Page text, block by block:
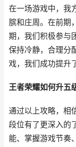
在一场游戏中，我
膑和庄周。在前期
期，我们积极参与
保持冷静，合理分
戏，我们成功提升
王者荣耀如何升五
通过以上攻略，相
段位有了更深入的
能、掌握游戏节奏